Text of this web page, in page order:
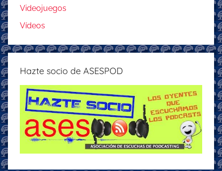
Videojuegos
Vídeos
Hazte socio de ASESPOD